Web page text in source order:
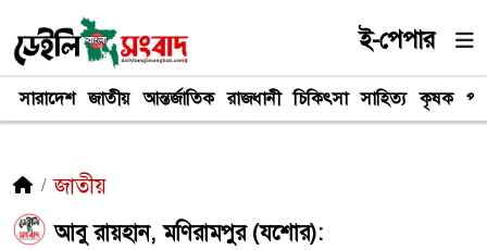
ই-পেপার
সারাদেশ জাতীয় আন্তর্জাতিক রাজধানী চিকিৎসা সাহিত্য কৃষক
জাতীয়
আবু রায়হান, মণিরামপুর (যশোর):